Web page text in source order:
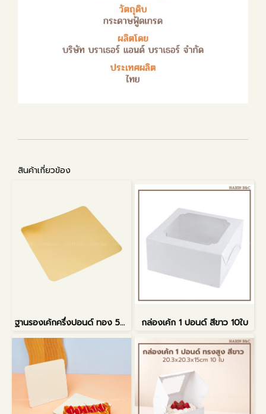
สินค้าเกี่ยวข้อง
ฐานรองเค้กครึ่งปอนด์ ทอง 50ใบ กล่องเค้ก 1 ปอนด์ สีขาว 10ใบ